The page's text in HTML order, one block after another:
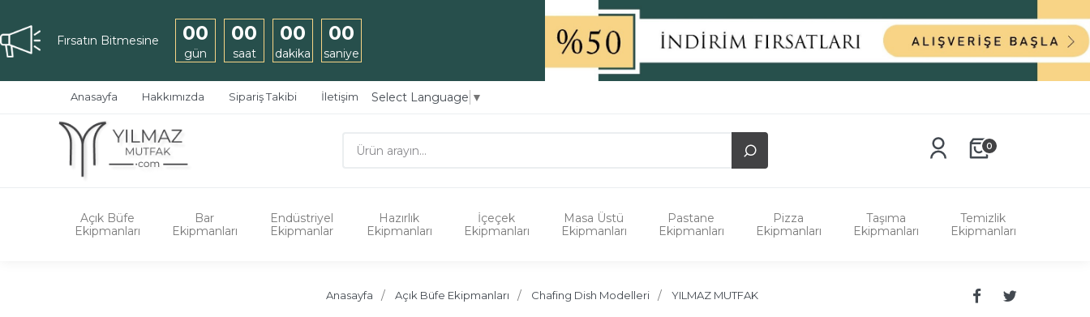
Fırsatın Bitmesine 00
gün
00
saat
00
dakika
00
saniye
Anasayfa Hakkımızda Sipariş Takibi İletişim Select Language ▼
0
Açık Büfe
Ekipmanları
Bar
Ekipmanları
Endüstriyel
Ekipmanlar
Hazırlık
Ekipmanları
İçeçek
Ekipmanları
Masa Üstü
Ekipmanları
Pastane
Ekipmanları
Pizza
Ekipmanları
Taşıma
Ekipmanları
Temizlik
Ekipmanları
Anasayfa Açık Büfe Ekipmanları Chafing Dish Modelleri YILMAZ MUTFAK